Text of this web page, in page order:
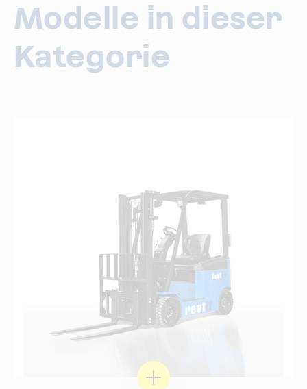
Modelle in dieser
Kategorie